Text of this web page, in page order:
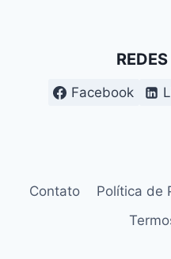
Facebook
Contato Política de